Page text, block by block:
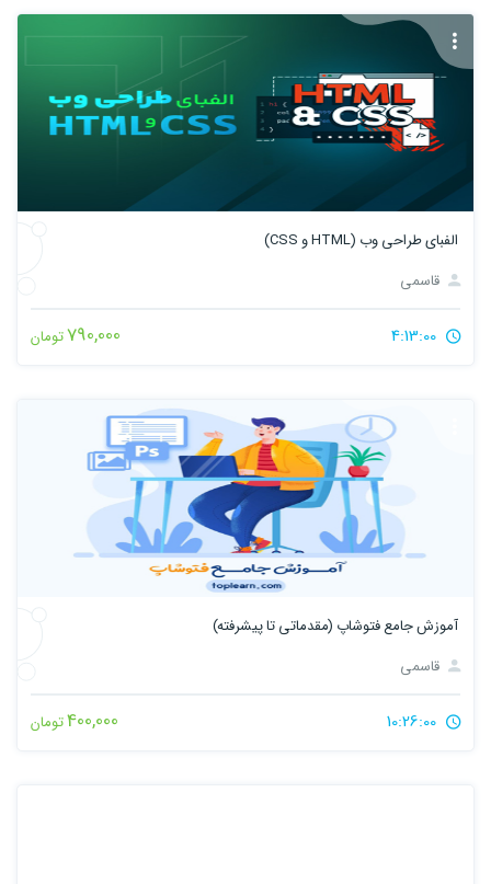
الفبای طراحی وب (HTML و CSS)
قاسمی
790,000تومان
آموزش جامع فتوشاپ (مقدماتی تا پیشرفته)
قاسمی
400,000تومان